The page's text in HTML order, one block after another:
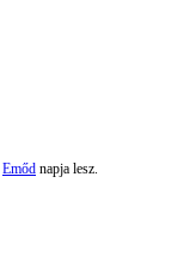
Emőd napja lesz.